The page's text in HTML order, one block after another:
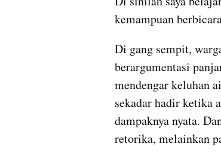
kemampuan
Di gang sempit,
berargumentasi
mendengar keluhan
sekadar hadir ketika
dampaknya nyata.
retorika, melainkan